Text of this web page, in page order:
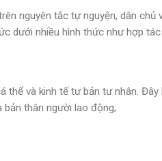
nguyên tắc tự nguyện, dân
dưới nhiều hình thức như hợp
thể và kinh tế tư bản tư nhân.
bản thân người lao động;